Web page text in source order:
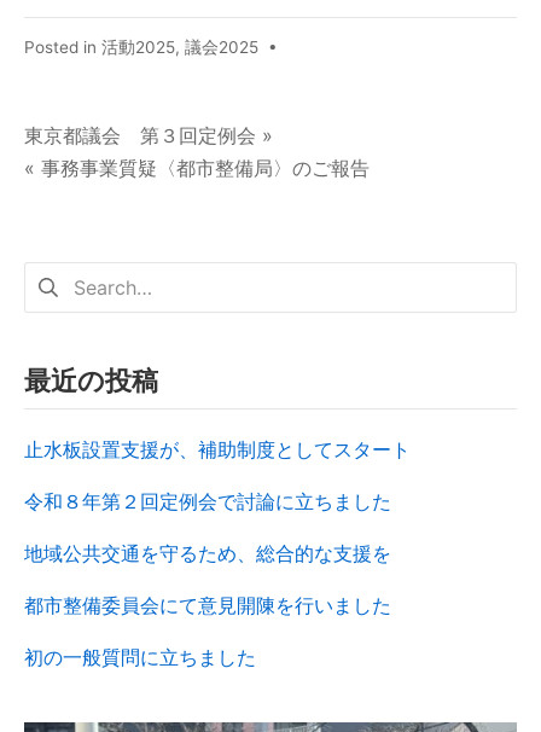
Posted in 活動2025, 議会2025 •
東京都議会 第３回定例会 »
« 事務事業質疑〈都市整備局〉のご報告
最近の投稿
止水板設置支援が、補助制度としてスタート
令和８年第２回定例会で討論に立ちました
地域公共交通を守るため、総合的な支援を
都市整備委員会にて意見開陳を行いました
初の一般質問に立ちました